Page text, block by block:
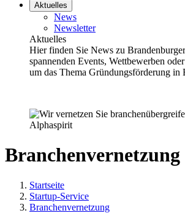
Aktuelles
News
Newsletter
Aktuelles
Hier finden Sie News zu
spannenden Events, Wettbewerben
um das Thema Gründungsförderung in
Alphaspirit
Branchenvernetzung
Startseite
Startup-Service
Branchenvernetzung